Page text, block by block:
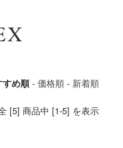
すめ順-価格順 - 新着順
[5] 商品中 [1-5] を表示